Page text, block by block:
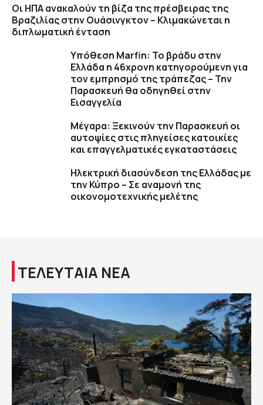
Οι ΗΠΑ ανακαλούν τη βίζα της πρέσβειρας της
Βραζιλίας στην Ουάσινγκτον – Κλιμακώνεται η
διπλωματική ένταση
Υπόθεση Marfin: Το βράδυ στην
Ελλάδα η 46χρονη κατηγορούμενη για
τον εμπρησμό της τράπεζας – Την
Παρασκευή θα οδηγηθεί στην
Εισαγγελία
Μέγαρα: Ξεκινούν την Παρασκευή οι
αυτοψίες στις πληγείσες κατοικίες
και επαγγελματικές εγκαταστάσεις
Ηλεκτρική διασύνδεση της Ελλάδας με
την Κύπρο – Σε αναμονή της
οικονομοτεχνικής μελέτης
ΤΕΛΕΥΤΑΙΑ ΝΕΑ